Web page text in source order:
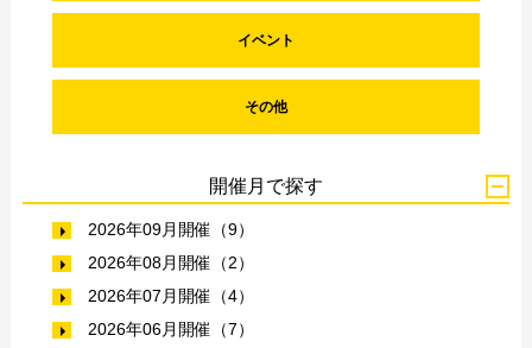
イベント
その他
開催月で探す
2026年09月開催（9）
2026年08月開催（2）
2026年07月開催（4）
2026年06月開催（7）